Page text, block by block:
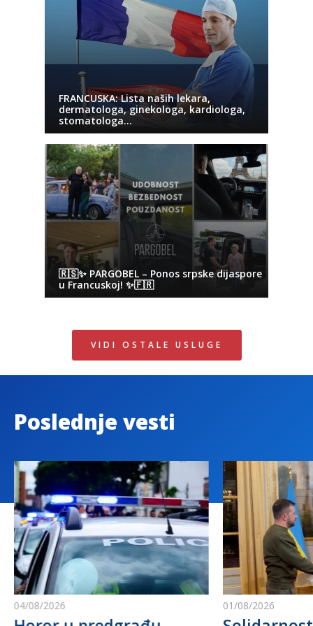
FRANCUSKA: Lista naših lekara,
dermatologa, ginekologa, kardiologa,
stomatologa…
🇷🇸✨ PARGOBEL – Ponos srpske dijaspore
u Francuskoj! ✨🇫🇷
VIDI OSTALE USLUGE
Poslednje vesti
04/08/2026 01/08/2026